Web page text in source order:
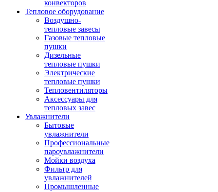
конвекторов
Тепловое оборудование
Воздушно-
тепловые завесы
Газовые тепловые
пушки
Дизельные
тепловые пушки
Электрические
тепловые пушки
Тепловентиляторы
Аксессуары для
тепловых завес
Увлажнители
Бытовые
увлажнители
Профессиональные
пароувлажнители
Мойки воздуха
Фильтр для
увлажнителей
Промышленные